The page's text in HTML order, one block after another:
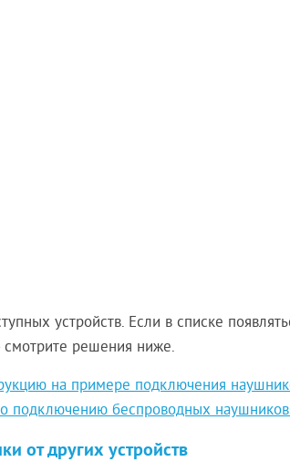
устройств. Если в списке
смотрите решения ниже.
на примере подключения
подключению беспроводных
от других устройств